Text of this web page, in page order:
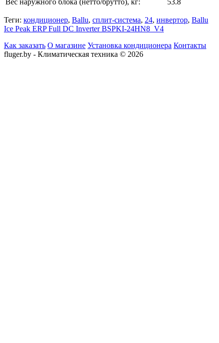
Вес наружного блока (нетто/брутто), кг:
53.8
Теги: кондиционер, Ballu, сплит-система, 24, инвертор, Ballu
Ice Peak ERP Full DC Inverter BSPKI-24HN8_V4
Как заказать О магазине Установка кондиционера Контакты
fluger.by - Климатическая техника © 2026